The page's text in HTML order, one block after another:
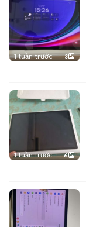
1 tuần trước 3
1 tuần trước 6